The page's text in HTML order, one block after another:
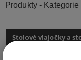
Stolové vlajočky a
Produkty - Kategorie